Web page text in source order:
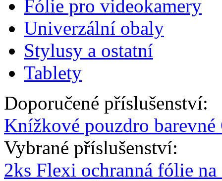
Fólie pro videokamery
Univerzální obaly
Stylusy a ostatní
Tablety
Doporučené příslušenství:
Knížkové pouzdro
Vybrané příslušenství:
2ks Flexi ochranná fólie